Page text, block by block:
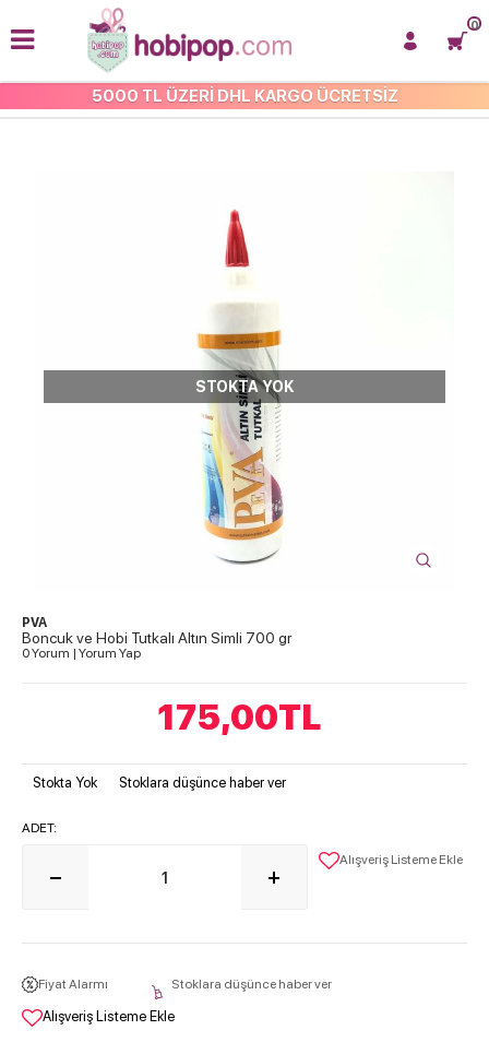
5000 TL ÜZERİ DHL KARGO ÜCRETSİZ
0
YAPIŞTIRICILAR VE SİLİKONLAR
STOKTA YOK
PVA
Boncuk ve Hobi Tutkalı Altın Simli 700 gr
0 Yorum | Yorum Yap
175,00TL
Stokta Yok Stoklara düşünce haber ver
ADET:
Alışveriş Listeme Ekle
Fiyat Alarmı Stoklara düşünce haber ver
Alışveriş Listeme Ekle